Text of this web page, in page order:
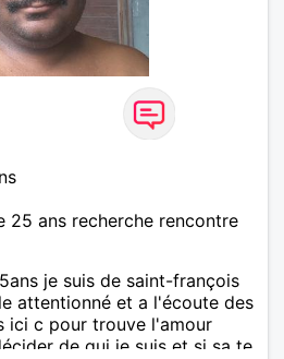
25 ans recherche rencontre
je suis de saint-françois
attentionné et a l'écoute des
ici c pour trouve l'amour
de qui je suis et si sa te